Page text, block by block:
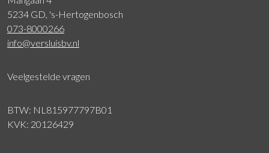
5234 GD, 's-Hertogenbosch
073-8000266
info@versluisbv.nl
Veelgestelde vragen
BTW: NL815977797B01
KVK: 20126429